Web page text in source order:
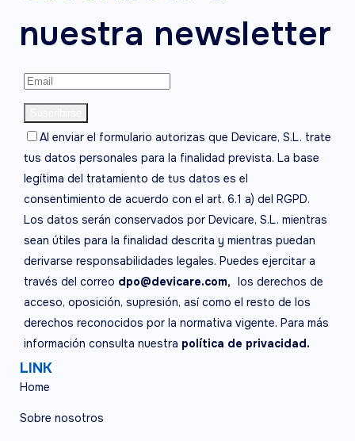
nuestra newsletter
Al enviar el formulario autorizas que Devicare, S.L. trate
tus datos personales para la finalidad prevista. La base
legítima del tratamiento de tus datos es el
consentimiento de acuerdo con el art. 6.1 a) del RGPD.
Los datos serán conservados por Devicare, S.L. mientras
sean útiles para la finalidad descrita y mientras puedan
derivarse responsabilidades legales. Puedes ejercitar a
través del correo dpo@devicare.com,
los derechos de
acceso, oposición, supresión, así como el resto de los
derechos reconocidos por la normativa vigente. Para más
información consulta nuestra política de privacidad.
LINK
Home
Sobre nosotros